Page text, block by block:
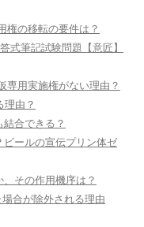
権の移転の要件は？
式筆記試験問題【意匠】
専用実施権がない理由？
理由？
合できる？
ールの宣伝プリン体ゼ
その作用機序は？
合が除外される理由